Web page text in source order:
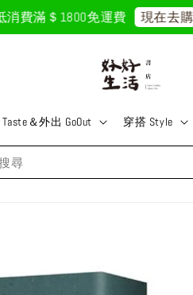
滿＄1800免運費 現在去購物！
尋
＆外出 GoOut 穿搭 Style